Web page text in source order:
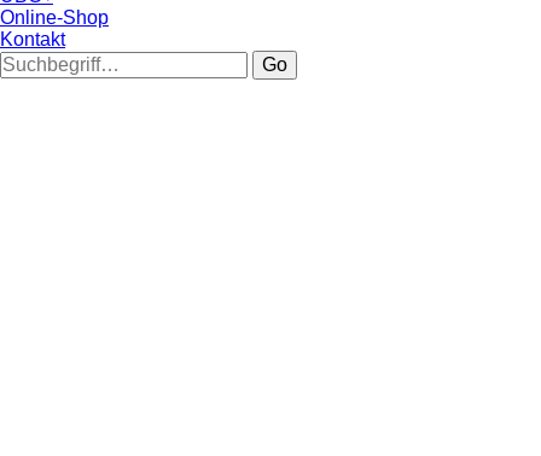
Online-Shop
Kontakt
Go